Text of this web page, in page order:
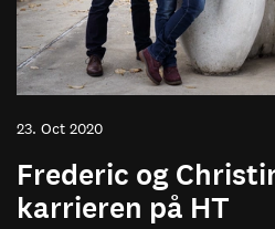
23. Oct 2020
Frederic og
karrieren på HT